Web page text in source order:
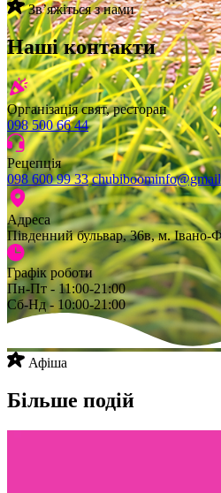
Звʼяжіться з нами
Наші контакти
Організація свят, ресторан
098 500 66 44
Рецепція
098 600 99 33
Адреса
Південний бульвар, 36в, м. Івано-
Графік роботи
Пн-Пт - 11:00-21:00
Сб-Нд - 10:00-21:00
Афіша
Більше подій